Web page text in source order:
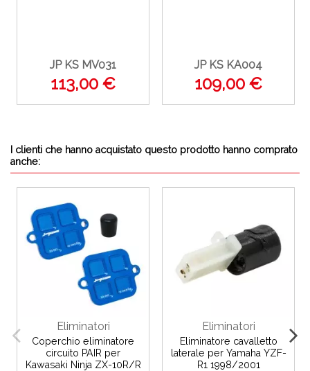
JP KS MV031
113,00 €
JP KS KA004
109,00 €
I clienti che hanno acquistato questo prodotto hanno comprato
anche:
Eliminatori
Coperchio eliminatore
circuito PAIR per
Kawasaki Ninja ZX-10R/R
Eliminatori
Eliminatore cavalletto
laterale per Yamaha YZF-
R1 1998/2001